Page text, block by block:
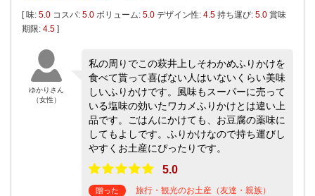
[ 味: 5.0 コスパ: 5.0 ボリューム: 5.0 デザイン性: 4.5 持ち運び: 5.0 賞味
期限: 4.5 ]
ゆかりさん
（女性）
私の周りでこの萩井上しそわかめふりかけを
食べて貰って喜ばない人はいないくらい美味
しいふりかけです。風味もスーパーに売って
いる塩味の効いたワカメふりかけとは違い上
品です。ごはんにかけても、お豆腐の薬味に
してもよしです。ふりかけなので持ち運びし
やすくお土産にぴったりです。
5.0
贈った 旅行・観光のお土産（友達・親族）